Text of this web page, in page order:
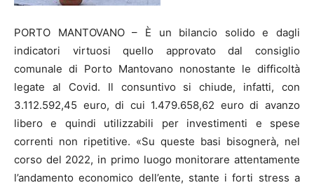
PORTO MANTOVANO – È un bilancio solido e dagli
indicatori virtuosi quello approvato dal consiglio
comunale di Porto Mantovano nonostante le difficoltà
legate al Covid. Il consuntivo si chiude, infatti, con
3.112.592,45 euro, di cui 1.479.658,62 euro di avanzo
libero e quindi utilizzabili per investimenti e spese
correnti non ripetitive. «Su queste basi bisognerà, nel
corso del 2022, in primo luogo monitorare attentamente
l’andamento economico dell’ente, stante i forti stress a